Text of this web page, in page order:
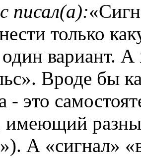
писал(а):
только
вариант.
Вроде бы
- это
имеющий
А «сигнал»